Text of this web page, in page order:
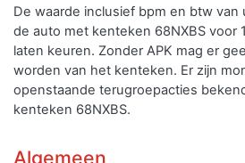
De waarde inclusief bpm en btw
de auto met kenteken 68NXBS voor
laten keuren. Zonder APK mag er
worden van het kenteken. Er zijn
openstaande terugroepacties
kenteken 68NXBS.
Algemeen